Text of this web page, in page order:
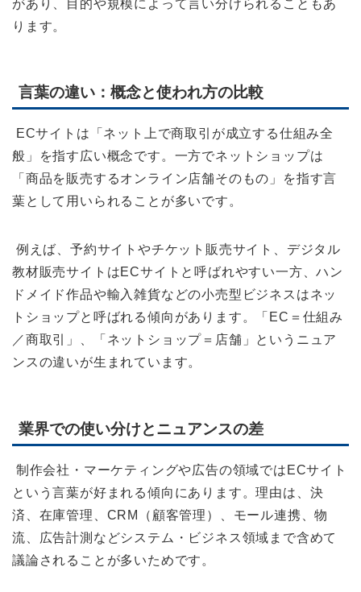
があり、目的や規模によって言い分けられることもあ
ります。
言葉の違い：概念と使われ方の比較
ECサイトは「ネット上で商取引が成立する仕組み全
般」を指す広い概念です。一方でネットショップは
「商品を販売するオンライン店舗そのもの」を指す言
葉として用いられることが多いです。
例えば、予約サイトやチケット販売サイト、デジタル
教材販売サイトはECサイトと呼ばれやすい一方、ハン
ドメイド作品や輸入雑貨などの小売型ビジネスはネッ
トショップと呼ばれる傾向があります。「EC＝仕組み
／商取引」、「ネットショップ＝店舗」というニュア
ンスの違いが生まれています。
業界での使い分けとニュアンスの差
制作会社・マーケティングや広告の領域ではECサイト
という言葉が好まれる傾向にあります。理由は、決
済、在庫管理、CRM（顧客管理）、モール連携、物
流、広告計測などシステム・ビジネス領域まで含めて
議論されることが多いためです。